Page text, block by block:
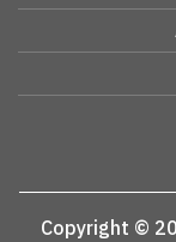
Copyright ©